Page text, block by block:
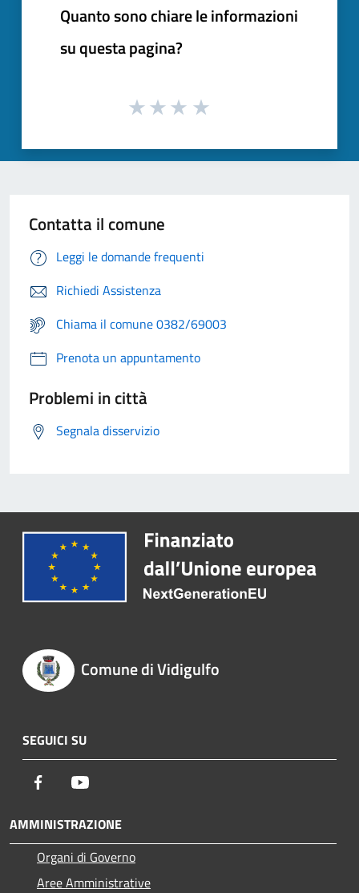
Quanto sono chiare le informazioni
su questa pagina?
Contatta il comune
Leggi le domande frequenti
Richiedi Assistenza
Chiama il comune 0382/69003
Prenota un appuntamento
Problemi in città
Segnala disservizio
Comune di Vidigulfo
SEGUICI SU
Facebook
AMMINISTRAZIONE
Organi di Governo
Aree Amministrative